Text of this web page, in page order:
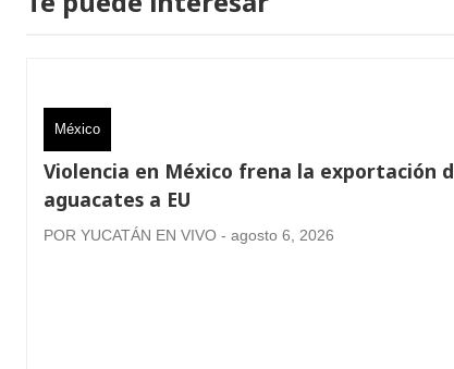
México
Violencia en México frena la exportación
aguacates a EU
POR YUCATÁN EN VIVO - agosto 6, 2026